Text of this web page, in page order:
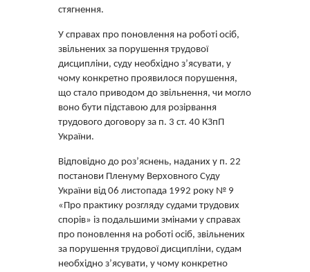
стягнення.
У справах про поновлення на роботі осіб,
звільнених за порушення трудової
дисципліни, суду необхідно з’ясувати, у
чому конкретно проявилося порушення,
що стало приводом до звільнення, чи могло
воно бути підставою для розірвання
трудового договору за п. 3 ст. 40 КЗпП
України.
Відповідно до роз’яснень, наданих у п. 22
постанови Пленуму Верховного Суду
України від 06 листопада 1992 року № 9
«Про практику розгляду судами трудових
спорів» із подальшими змінами у справах
про поновлення на роботі осіб, звільнених
за порушення трудової дисципліни, судам
необхідно з’ясувати, у чому конкретно